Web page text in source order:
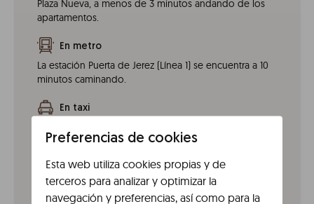
Plaza Nueva, a menos de 3 minutos andando de los
apartamentos.
En metro
La estación Puerta de Jerez (Línea 1) se encuentra a 10
minutos caminando.
En taxi
amarilla. El trayecto desde el aeropuerto cuesta
radio taxi: - **Radiotaxi Sevilla:** +34 954 580 000 -
**Tele Taxi Sevilla:** +34 954 622 222
Preferencias de cookies
Esta web utiliza cookies propias y de
terceros para analizar y optimizar la
navegación y preferencias, así como para la